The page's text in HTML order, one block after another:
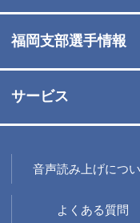
福岡支部選手情報
サービス
音声読み上げにつ
よくある質問